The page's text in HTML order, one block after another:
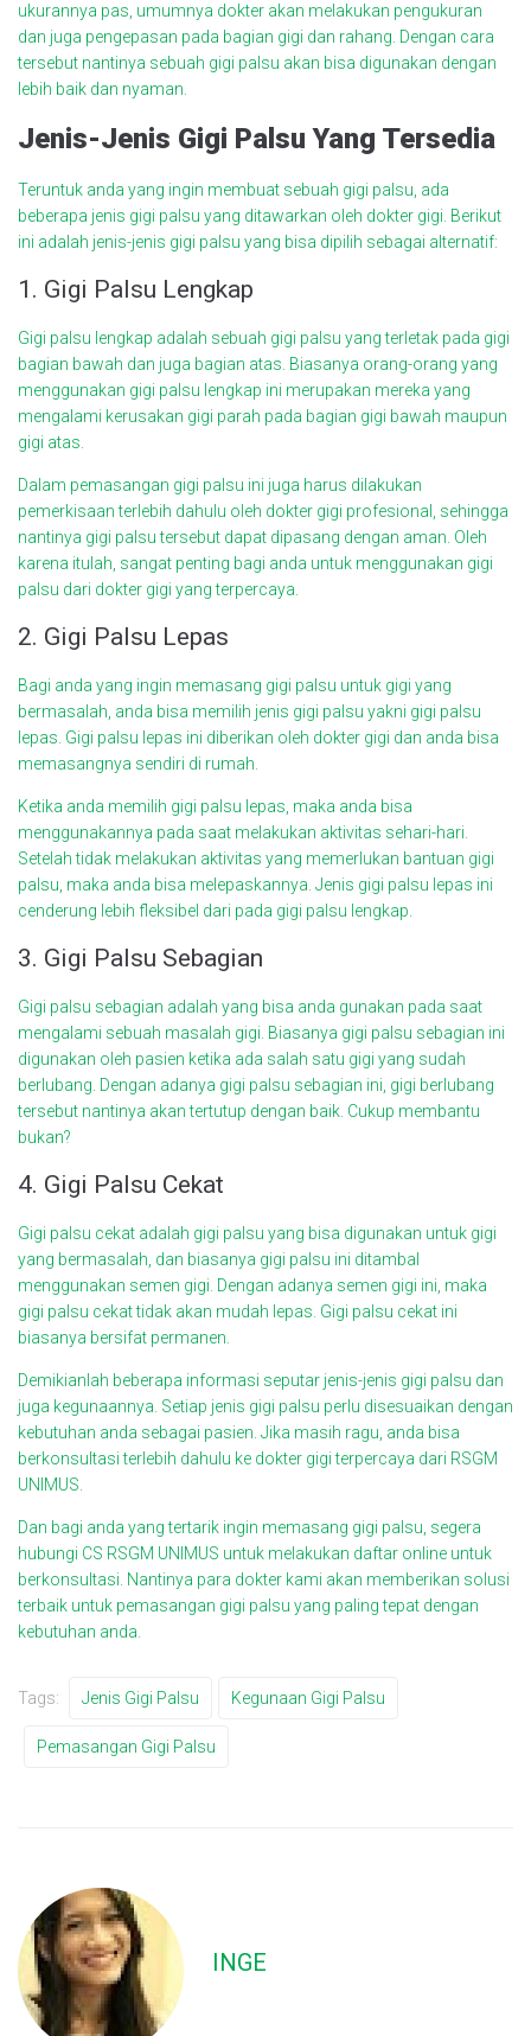
ukurannya pas, umumnya dokter akan melakukan pengukuran
dan juga pengepasan pada bagian gigi dan rahang. Dengan cara
tersebut nantinya sebuah gigi palsu akan bisa digunakan dengan
lebih baik dan nyaman.
Jenis-Jenis Gigi Palsu Yang Tersedia
Teruntuk anda yang ingin membuat sebuah gigi palsu, ada
beberapa jenis gigi palsu yang ditawarkan oleh dokter gigi. Berikut
ini adalah jenis-jenis gigi palsu yang bisa dipilih sebagai alternatif:
1. Gigi Palsu Lengkap
Gigi palsu lengkap adalah sebuah gigi palsu yang terletak pada gigi
bagian bawah dan juga bagian atas. Biasanya orang-orang yang
menggunakan gigi palsu lengkap ini merupakan mereka yang
mengalami kerusakan gigi parah pada bagian gigi bawah maupun
gigi atas.
Dalam pemasangan gigi palsu ini juga harus dilakukan
pemerkisaan terlebih dahulu oleh dokter gigi profesional, sehingga
nantinya gigi palsu tersebut dapat dipasang dengan aman. Oleh
karena itulah, sangat penting bagi anda untuk menggunakan gigi
palsu dari dokter gigi yang terpercaya.
2. Gigi Palsu Lepas
Bagi anda yang ingin memasang gigi palsu untuk gigi yang
bermasalah, anda bisa memilih jenis gigi palsu yakni gigi palsu
lepas. Gigi palsu lepas ini diberikan oleh dokter gigi dan anda bisa
memasangnya sendiri di rumah.
Ketika anda memilih gigi palsu lepas, maka anda bisa
menggunakannya pada saat melakukan aktivitas sehari-hari.
Setelah tidak melakukan aktivitas yang memerlukan bantuan gigi
palsu, maka anda bisa melepaskannya. Jenis gigi palsu lepas ini
cenderung lebih fleksibel dari pada gigi palsu lengkap.
3. Gigi Palsu Sebagian
Gigi palsu sebagian adalah yang bisa anda gunakan pada saat
mengalami sebuah masalah gigi. Biasanya gigi palsu sebagian ini
digunakan oleh pasien ketika ada salah satu gigi yang sudah
berlubang. Dengan adanya gigi palsu sebagian ini, gigi berlubang
tersebut nantinya akan tertutup dengan baik. Cukup membantu
bukan?
4. Gigi Palsu Cekat
Gigi palsu cekat adalah gigi palsu yang bisa digunakan untuk gigi
yang bermasalah, dan biasanya gigi palsu ini ditambal
menggunakan semen gigi. Dengan adanya semen gigi ini, maka
gigi palsu cekat tidak akan mudah lepas. Gigi palsu cekat ini
biasanya bersifat permanen.
Demikianlah beberapa informasi seputar jenis-jenis gigi palsu dan
juga kegunaannya. Setiap jenis gigi palsu perlu disesuaikan dengan
kebutuhan anda sebagai pasien. Jika masih ragu, anda bisa
berkonsultasi terlebih dahulu ke dokter gigi terpercaya dari RSGM
UNIMUS.
Dan bagi anda yang tertarik ingin memasang gigi palsu, segera
hubungi CS RSGM UNIMUS untuk melakukan daftar online untuk
berkonsultasi. Nantinya para dokter kami akan memberikan solusi
terbaik untuk pemasangan gigi palsu yang paling tepat dengan
kebutuhan anda.
Tags: Jenis Gigi Palsu Kegunaan Gigi Palsu
Pemasangan Gigi Palsu
INGE